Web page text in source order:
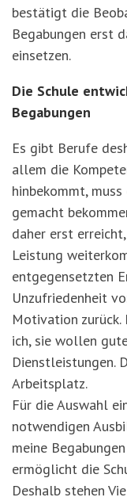
bestätigt die
Begabungen erst
einsetzen.
Die Schule
Begabungen
Es gibt Berufe
allem die
hinbekommt,
gemacht
daher erst
Leistung
entgegensetzten
Unzufriedenheit
Motivation zurück.
ich, sie wollen
Dienstleistungen.
Arbeitsplatz.
Für die Auswahl
notwendigen
meine
ermöglicht die
Deshalb stehen